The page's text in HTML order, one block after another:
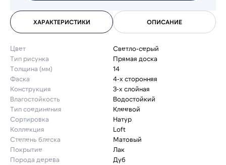
ХАРАКТЕРИСТИКИ ОПИСАНИЕ
Цвет
Светло-серый
Тип рисунка
Прямая доска
Толщина (мм)
14
Фаска
4-х сторонняя
Конструкция
3-х слойная
Влагостойкость
Водостойкий
Тип соединения
Клеевой
Сортировка
Натур
Коллекция
Loft
Степень блеска
Матовый
Покрытие
Лак
Порода дерева
Дуб